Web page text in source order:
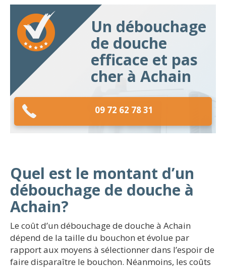
Un débouchage
de douche
efficace et pas
cher à Achain
09 72 62 78 31
Quel est le montant d’un
débouchage de douche à
Achain?
Le coût d’un débouchage de douche à Achain
dépend de la taille du bouchon et évolue par
rapport aux moyens à sélectionner dans l’espoir de
faire disparaître le bouchon. Néanmoins, les coûts